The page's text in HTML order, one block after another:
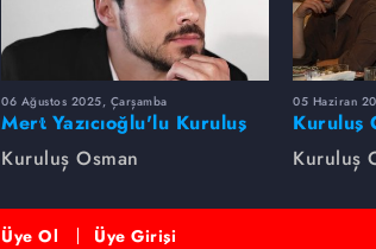
06 Ağustos 2025, Çarşamba
Mert Yazıcıoğlu'lu Kuruluş
dizisinin oyuncu kadrosunda
kimler var?
Kuruluş Osman
05 Haziran
Kuruluş
birlikte
Kuruluş
Üye Ol Üye Girişi